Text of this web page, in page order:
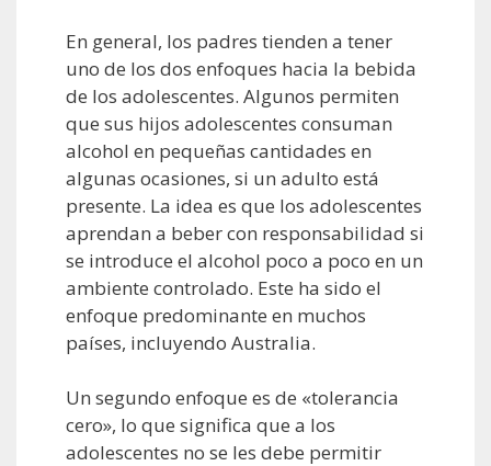
En general, los padres tienden a tener
uno de los dos enfoques hacia la bebida
de los adolescentes. Algunos permiten
que sus hijos adolescentes consuman
alcohol en pequeñas cantidades en
algunas ocasiones, si un adulto está
presente. La idea es que los adolescentes
aprendan a beber con responsabilidad si
se introduce el alcohol poco a poco en un
ambiente controlado. Este ha sido el
enfoque predominante en muchos
países, incluyendo Australia.
Un segundo enfoque es de «tolerancia
cero», lo que significa que a los
adolescentes no se les debe permitir